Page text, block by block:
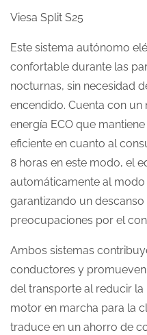
Viesa Split S25
Este sistema autónomo
confortable durante las
nocturnas, sin necesidad
encendido. Cuenta con
energía ECO que
eficiente en cuanto al
8 horas en este modo, el
automáticamente al
garantizando un
preocupaciones por el
Ambos sistemas
conductores y
del transporte al reducir
motor en marcha para la
traduce en un ahorro de